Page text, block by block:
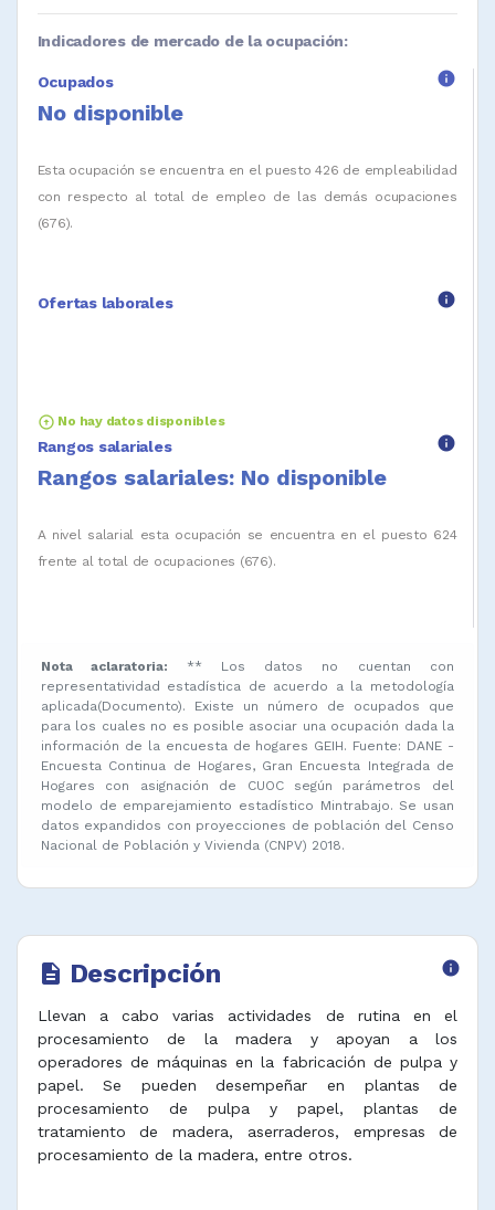
Indicadores de mercado de la ocupación:
Ocupados info
No disponible
Esta ocupación se encuentra en el puesto 426 de empleabilidad
con respecto al total de empleo de las demás ocupaciones
(676).
Ofertas laborales info
arrow_circle_up No hay datos disponibles
Rangos salariales info
Rangos salariales: No disponible
A nivel salarial esta ocupación se encuentra en el puesto 624
frente al total de ocupaciones (676).
Nota aclaratoria:
** Los datos no cuentan con
representatividad estadística de acuerdo a la metodología
aplicada(Documento). Existe un número de ocupados que
para los cuales no es posible asociar una ocupación dada la
información de la encuesta de hogares GEIH. Fuente: DANE -
Encuesta Continua de Hogares, Gran Encuesta Integrada de
Hogares con asignación de CUOC según parámetros del
modelo de emparejamiento estadístico Mintrabajo. Se usan
datos expandidos con proyecciones de población del Censo
Nacional de Población y Vivienda (CNPV) 2018.
description Descripción info
Llevan a cabo varias actividades de rutina en el
procesamiento de la madera y apoyan a los
operadores de máquinas en la fabricación de pulpa y
papel. Se pueden desempeñar en plantas de
procesamiento de pulpa y papel, plantas de
tratamiento de madera, aserraderos, empresas de
procesamiento de la madera, entre otros.